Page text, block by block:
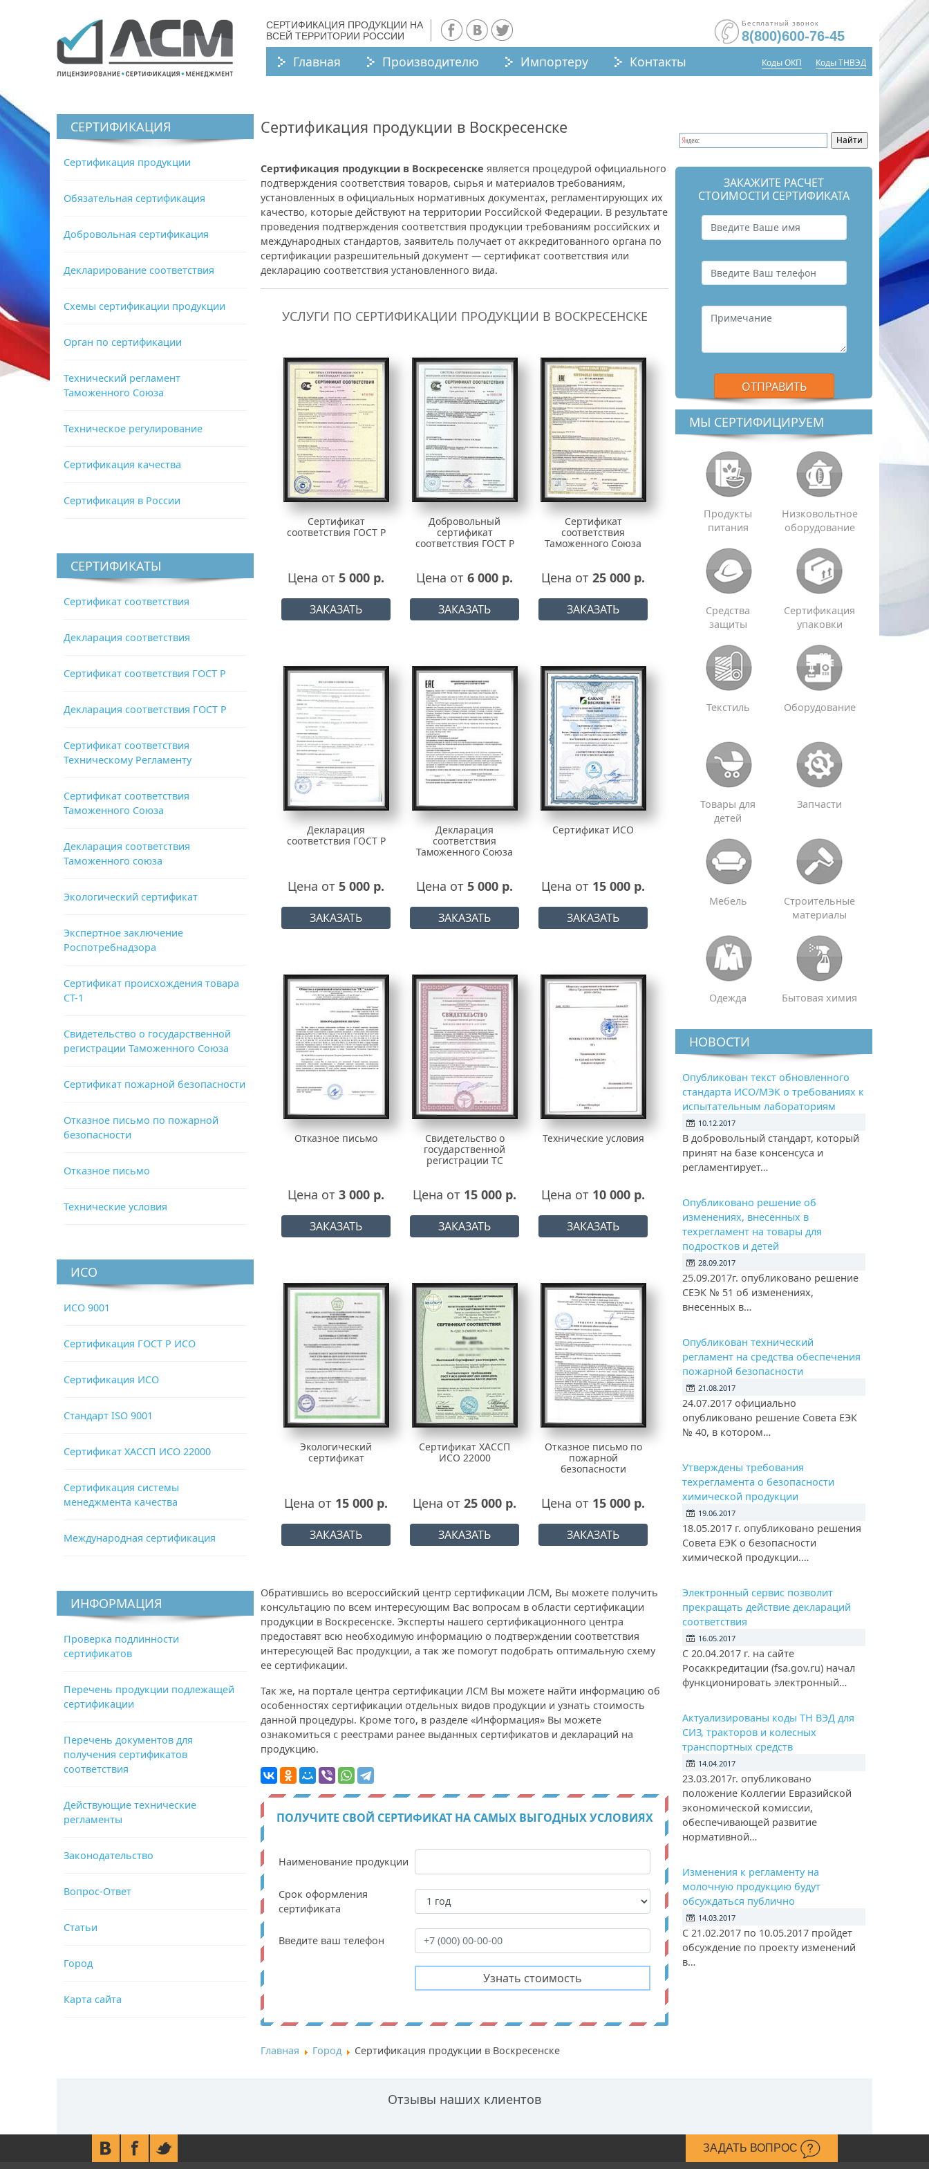
СЕРТИФИКАЦИЯ ПРОДУКЦИИ НА
ВСЕЙ ТЕРРИТОРИИ РОССИИ
Бесплатный звонок
8(800)600-76-45
Главная Производителю Импортеру Контакты Коды ОКП Коды ТНВЭД
СЕРТИФИКАЦИЯ
Сертификация продукции
Обязательная сертификация
Добровольная сертификация
Декларирование соответствия
Схемы сертификации продукции
Орган по сертификации
Технический регламент
Таможенного Союза
Техническое регулирование
Сертификация качества
Сертификация в России
СЕРТИФИКАТЫ
Сертификат соответствия
Декларация соответствия
Сертификат соответствия ГОСТ Р
Декларация соответствия ГОСТ Р
Сертификат соответствия
Техническому Регламенту
Сертификат соответствия
Таможенного Союза
Декларация соответствия
Таможенного союза
Экологический сертификат
Экспертное заключение
Роспотребнадзора
Сертификат происхождения товара
СТ-1
Свидетельство о государственной
регистрации Таможенного Союза
Сертификат пожарной безопасности
Отказное письмо по пожарной
безопасности
Отказное письмо
Технические условия
ИСО
ИСО 9001
Сертификация ГОСТ Р ИСО
Сертификация ИСО
Стандарт ISO 9001
Сертификат ХАССП ИСО 22000
Сертификация системы
менеджмента качества
Международная сертификация
ИНФОРМАЦИЯ
Проверка подлинности
сертификатов
Перечень продукции подлежащей
сертификации
Перечень документов для
получения сертификатов
соответствия
Действующие технические
регламенты
Законодательство
Вопрос-Ответ
Статьи
Город
Карта сайта
Сертификация продукции в Воскресенске
Сертификация продукции в Воскресенске является процедурой официального
подтверждения соответствия товаров, сырья и материалов требованиям,
установленных в официальных нормативных документах, регламентирующих их
качество, которые действуют на территории Российской Федерации. В результате
проведения подтверждения соответствия продукции требованиям российских и
международных стандартов, заявитель получает от аккредитованного органа по
сертификации разрешительный документ — сертификат соответствия или
декларацию соответствия установленного вида.
УСЛУГИ ПО СЕРТИФИКАЦИИ ПРОДУКЦИИ В ВОСКРЕСЕНСКЕ
Сертификат
соответствия ГОСТ Р
Цена от 5 000 р.
ЗАКАЗАТЬ
Добровольный
сертификат
соответствия ГОСТ Р
Цена от 6 000 р.
ЗАКАЗАТЬ
Сертификат
соответствия
Таможенного Союза
Цена от 25 000 р.
ЗАКАЗАТЬ
Декларация
соответствия ГОСТ Р
Цена от 5 000 р.
ЗАКАЗАТЬ
Декларация
соответствия
Таможенного Союза
Цена от 5 000 р.
ЗАКАЗАТЬ
Сертификат ИСО
Цена от 15 000 р.
ЗАКАЗАТЬ
Отказное письмо
Цена от 3 000 р.
ЗАКАЗАТЬ
Свидетельство о
государственной
регистрации ТС
Цена от 15 000 р.
ЗАКАЗАТЬ
Технические условия
Цена от 10 000 р.
ЗАКАЗАТЬ
Экологический
сертификат
Цена от 15 000 р.
ЗАКАЗАТЬ
Сертификат ХАССП
ИСО 22000
Цена от 25 000 р.
ЗАКАЗАТЬ
Отказное письмо по
пожарной
безопасности
Цена от 15 000 р.
ЗАКАЗАТЬ
Обратившись во всероссийский центр сертификации ЛСМ, Вы можете получить
консультацию по всем интересующим Вас вопросам в области сертификации
продукции в Воскресенске. Эксперты нашего сертификационного центра
предоставят всю необходимую информацию о подтверждении соответствия
интересующей Вас продукции, а так же помогут подобрать оптимальную схему
ее сертификации.
Так же, на портале центра сертификации ЛСМ Вы можете найти информацию об
особенностях сертификации отдельных видов продукции и узнать стоимость
данной процедуры. Кроме того, в разделе «Информация» Вы можете
ознакомиться с реестрами ранее выданных сертификатов и деклараций на
продукцию.
ПОЛУЧИТЕ СВОЙ СЕРТИФИКАТ НА САМЫХ ВЫГОДНЫХ УСЛОВИЯХ
Наименование продукции
Срок оформления
сертификата
Введите ваш телефон
Главная Город Сертификация продукции в Воскресенске
ЗАКАЖИТЕ РАСЧЕТ
СТОИМОСТИ СЕРТИФИКАТА
МЫ СЕРТИФИЦИРУЕМ
Продукты
питания
Низковольтное
оборудование
Средства
защиты
Сертификация
упаковки
Текстиль Оборудование
Товары для
детей
Запчасти
Мебель
Строительные
материалы
Одежда Бытовая химия
НОВОСТИ
Опубликован текст обновленного
стандарта ИСО/МЭК о требованиях к
испытательным лабораториям
10.12.2017
В добровольный стандарт, который
принят на базе консенсуса и
регламентирует…
Опубликовано решение об
изменениях, внесенных в
техрегламент на товары для
подростков и детей
28.09.2017
25.09.2017г. опубликовано решение
СЕЭК № 51 об изменениях,
внесенных в…
Опубликован технический
регламент на средства обеспечения
пожарной безопасности
21.08.2017
24.07.2017 официально
опубликовано решение Совета ЕЭК
№ 40, в котором…
Утверждены требования
техрегламента о безопасности
химической продукции
19.06.2017
18.05.2017 г. опубликовано решения
Совета ЕЭК о безопасности
химической продукции.…
Электронный сервис позволит
прекращать действие деклараций
соответствия
16.05.2017
С 20.04.2017 г. на сайте
Росаккредитации (fsa.gov.ru) начал
функционировать электронный…
Актуализированы коды ТН ВЭД для
СИЗ, тракторов и колесных
транспортных средств
14.04.2017
23.03.2017г. опубликовано
положение Коллегии Евразийской
экономической комиссии,
обеспечивающей развитие
нормативной…
Изменения к регламенту на
молочную продукцию будут
обсуждаться публично
14.03.2017
С 21.02.2017 по 10.05.2017 пройдет
обсуждение по проекту изменений
в…
Отзывы наших клиентов
ЗАДАТЬ ВОПРОС